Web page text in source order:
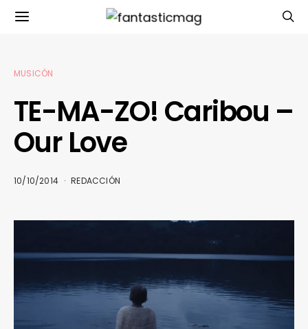
MUSICÓN
TE-MA-ZO! Caribou –
Our Love
10/10/2014 REDACCIÓN